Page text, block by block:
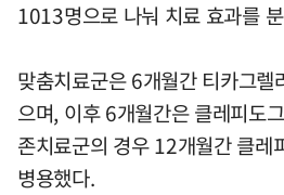
1013명으로 나눠 치료 효과를
맞춤치료군은 6개월간 티카그렐
으며, 이후 6개월간은 클레피도
존치료군의 경우 12개월간 클레
병용했다.